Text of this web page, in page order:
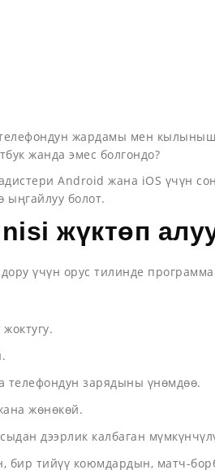
жардамы мен
жанда эмес болгондо?
Android жана iOS үчүн
ыңгайлуу болот.
жүктөп
үчүн орус тилинде программа
телефондун зарядыны үнөмдөө.
жөнөкөй.
дээрлик калбаган
бир тийүү коюмдардын, матч-